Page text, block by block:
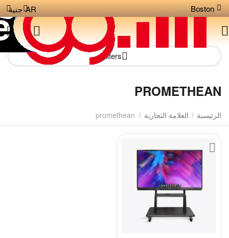
Boston جنية AR
Filters
PROMETHEAN
الرئيسية / العلامة التجارية /
promethean